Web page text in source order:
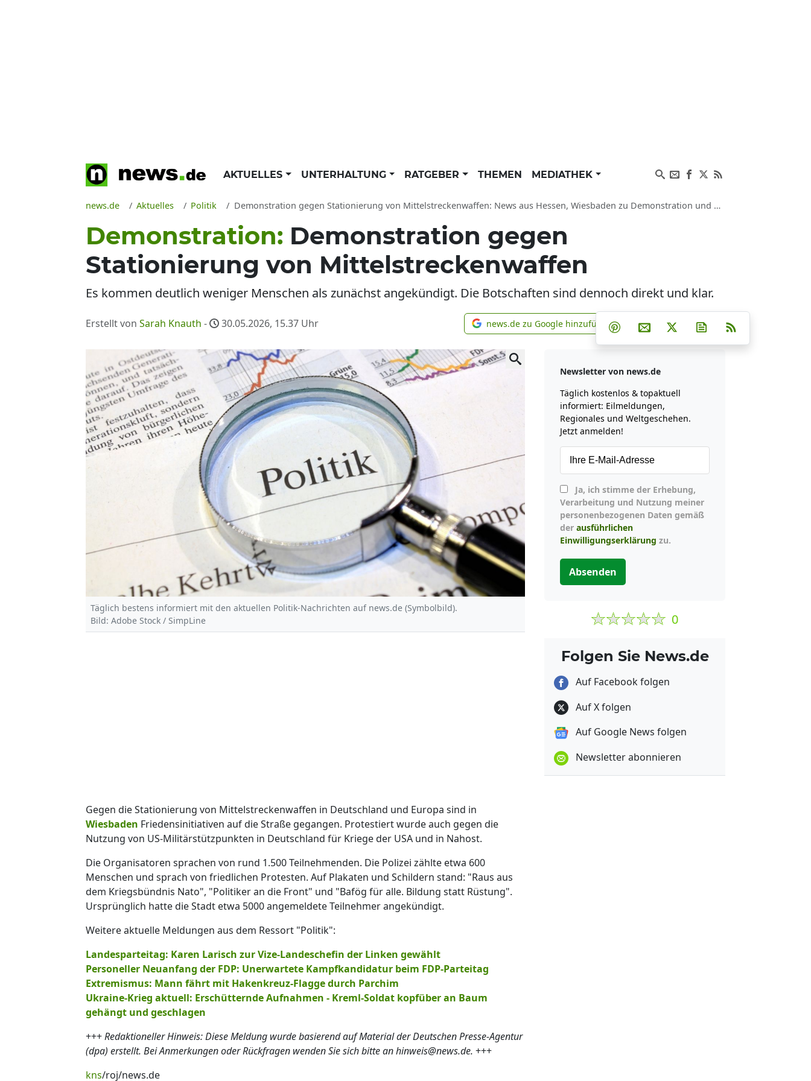
AKTUELLES UNTERHALTUNG RATGEBER THEMEN MEDIATHEK
news.de Aktuelles Politik Demonstration gegen Stationierung von Mittelstreckenwaffen: News aus Hessen, Wiesbaden zu Demonstration und Militär (dpa-HE)
Demonstration: Demonstration gegen
Stationierung von Mittelstreckenwaffen
Es kommen deutlich weniger Menschen als zunächst angekündigt. Die Botschaften sind dennoch direkt und klar.
Erstellt von Sarah Knauth - 30.05.2026, 15.37 Uhr news.de zu Google hinzufügen
news.de zu Google hinzufügen Teilen auf Facebook
Teilen auf Whatsapp
Teilen auf Telegram
Teilen auf Pinterest
Per E-Mail teilen
Post auf XNewsletter
Täglich bestens informiert mit den aktuellen Politik-Nachrichten auf news.de (Symbolbild).
Bild: Adobe Stock / SimpLine
Gegen die Stationierung von Mittelstreckenwaffen in Deutschland und Europa sind in
Wiesbaden Friedensinitiativen auf die Straße gegangen. Protestiert wurde auch gegen die
Nutzung von US-Militärstützpunkten in Deutschland für Kriege der USA und in Nahost.
Die Organisatoren sprachen von rund 1.500 Teilnehmenden. Die Polizei zählte etwa 600
Menschen und sprach von friedlichen Protesten. Auf Plakaten und Schildern stand: "Raus aus
dem Kriegsbündnis Nato", "Politiker an die Front" und "Bafög für alle. Bildung statt Rüstung".
Ursprünglich hatte die Stadt etwa 5000 angemeldete Teilnehmer angekündigt.
Weitere aktuelle Meldungen aus dem Ressort "Politik":
Landesparteitag: Karen Larisch zur Vize-Landeschefin der Linken gewählt
Personeller Neuanfang der FDP: Unerwartete Kampfkandidatur beim FDP-Parteitag
Extremismus: Mann fährt mit Hakenkreuz-Flagge durch Parchim
Ukraine-Krieg aktuell: Erschütternde Aufnahmen - Kreml-Soldat kopfüber an Baum
gehängt und geschlagen
+++Redaktioneller Hinweis: Diese Meldung wurde basierend auf Material der Deutschen Presse-Agentur
(dpa) erstellt. Bei Anmerkungen oder Rückfragen wenden Sie sich bitte an hinweis@news.de. +++
kns/roj/news.de
Newsletter von news.de
Täglich kostenlos & topaktuell
informiert: Eilmeldungen,
Regionales und Weltgeschehen.
Jetzt anmelden!
Verarbeitung und Nutzung meiner
personenbezogenen Daten gemäß
der ausführlichen
Einwilligungserklärung zu.
Absenden
0
Folgen Sie News.de
Auf Facebook folgen
Auf X folgen
Auf Google News folgen
Newsletter abonnieren